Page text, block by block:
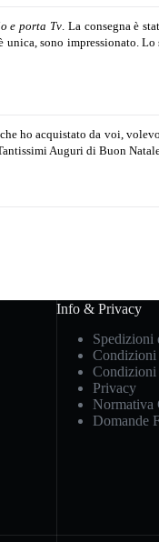
e porta Tv. La consegna è
unica, sono impressionato.
che ho acquistato da voi,
Auguri di Buon
Info & Privacy
Spedizioni
Condizioni
Privacy
Normativa
Domande